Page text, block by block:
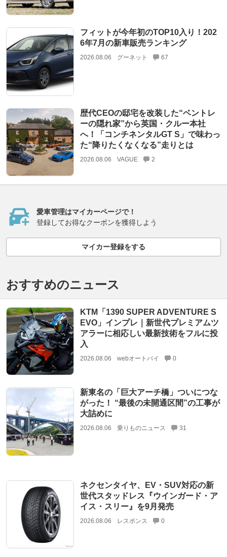
フィットが今年初のTOP10入り！202
6年7月の新車販売ランキング
2026.08.06 グーネット 67
歴代CEOの邸宅を改装した“ベントレ
ーの隠れ家”から英国・クルー本社
へ！「コンチネンタルGT S」で味わっ
た“降りたくなくなる”走りとは
2026.08.06 VAGUE 2
愛車管理はマイカーページで！
登録してお得なクーポンを獲得しよう
マイカー登録をする
おすすめのニュース
KTM「1390 SUPER ADVENTURE S
EVO」インプレ｜新世代プレミアムツ
アラーに相応しい最新技術をフルに投
入
2026.08.06 webオートバイ 0
新東名の「巨大アーチ橋」ついにつな
がった！ “最後の未開通区間”の工事が
大詰めに
2026.08.06 乗りものニュース 31
ネクセンタイヤ、EV・SUV対応の新
世代スタッドレス『ウインガード・ア
イス・スリー』を9月発売
2026.08.06 レスポンス 0